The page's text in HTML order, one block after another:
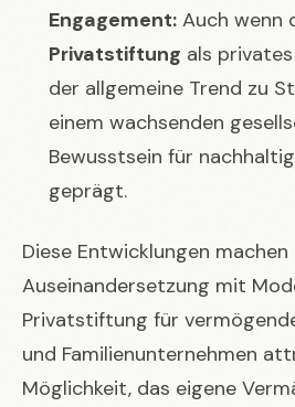
Engagement: Auch wenn
Privatstiftung als
der allgemeine Trend zu
einem wachsenden
Bewusstsein für
geprägt.
Diese Entwicklungen machen
Auseinandersetzung mit
Privatstiftung für
und Familienunternehmen
Möglichkeit, das eigene